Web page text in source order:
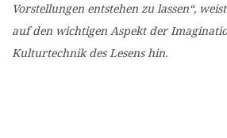
Vorstellungen entstehen zu lassen“,
auf den wichtigen Aspekt der
Kulturtechnik des Lesens hin.